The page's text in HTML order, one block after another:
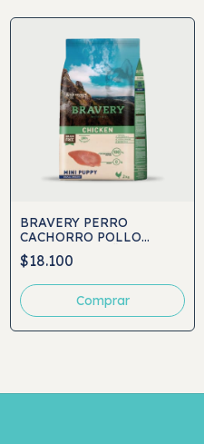
BRAVERY PERRO
CACHORRO POLLO
RAZAS PEQUEÑAS
$18.100
Comprar